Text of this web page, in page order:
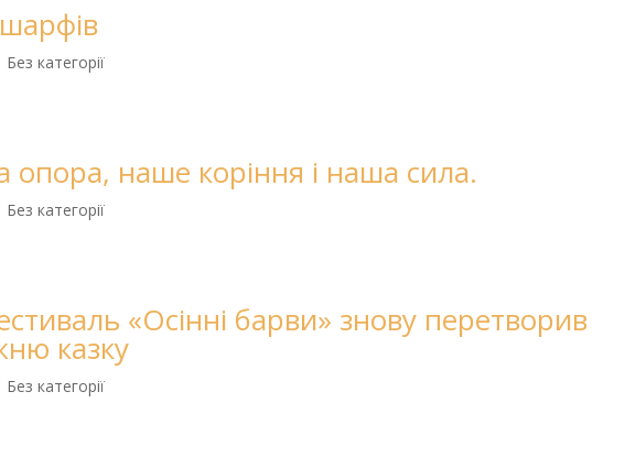
Без категорії
опора, наше коріння і наша сила.
Без категорії
«Осінні барви» знову перетворив
казку
Без категорії